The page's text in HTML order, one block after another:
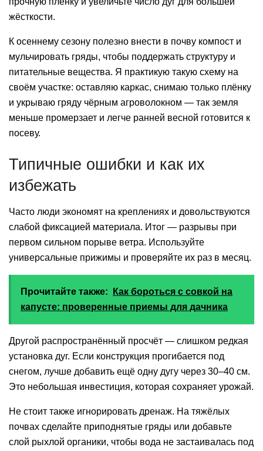
жёсткости.
К осеннему сезону полезно внести в почву компост и
мульчировать гряды, чтобы поддержать структуру и
питательные вещества. Я практикую такую схему на
своём участке: оставляю каркас, снимаю только плёнку
и укрываю гряду чёрным агроволокном — так земля
меньше промерзает и легче ранней весной готовится к
посеву.
Типичные ошибки и как их
избежать
Часто люди экономят на креплениях и довольствуются
слабой фиксацией материала. Итог — разрывы при
первом сильном порыве ветра. Используйте
универсальные прижимы и проверяйте их раз в месяц.
Прочитайте также:
Как бороться с совкой на
капусте: проверенные приемы для дачника
Другой распространённый просчёт — слишком редкая
установка дуг. Если конструкция прогибается под
снегом, лучше добавить ещё одну дугу через 30–40 см.
Это небольшая инвестиция, которая сохраняет урожай.
Не стоит также игнорировать дренаж. На тяжёлых
почвах сделайте приподнятые гряды или добавьте
слой рыхлой органики, чтобы вода не застаивалась под